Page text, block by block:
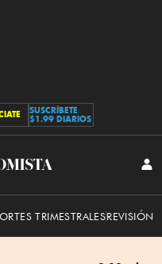
SUSCRÍBETE
$1.99 DIARIOS
TRIMESTRALESREVISIÓN